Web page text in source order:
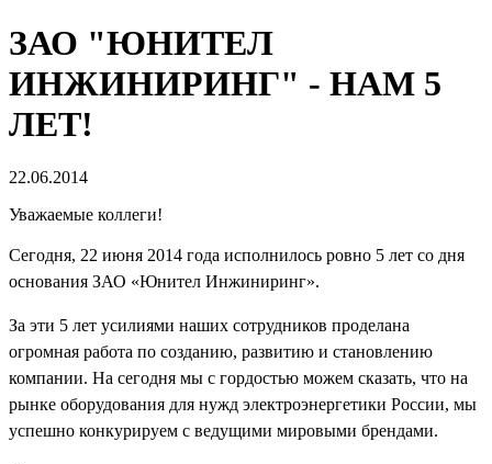
ЗАО "ЮНИТЕЛ
ИНЖИНИРИНГ" - НАМ 5
ЛЕТ!
22.06.2014
Уважаемые коллеги!
Сегодня, 22 июня 2014 года исполнилось ровно 5 лет со дня
основания ЗАО «Юнител Инжиниринг».
За эти 5 лет усилиями наших сотрудников проделана
огромная работа по созданию, развитию и становлению
компании. На сегодня мы с гордостью можем сказать, что на
рынке оборудования для нужд электроэнергетики России, мы
успешно конкурируем с ведущими мировыми брендами.